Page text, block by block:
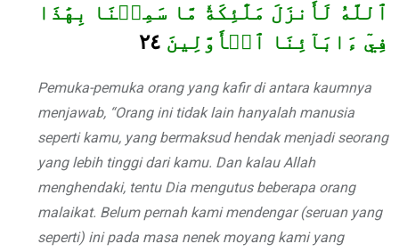
ٱللَّهُ لَأَنزَلَ مَلَٰٓئِكَةٗ مَّا سَمِعۡنَا بِهَٰذَا
فِيٓ ءَابَآئِنَا ٱلۡأَوَّلِينَ
Pemuka-pemuka orang yang kafir di antara kaumnya
menjawab, “Orang ini tidak lain hanyalah manusia
seperti kamu, yang bermaksud hendak menjadi seorang
yang lebih tinggi dari kamu. Dan kalau Allah
menghendaki, tentu Dia mengutus beberapa orang
malaikat. Belum pernah kami mendengar (seruan yang
seperti) ini pada masa nenek moyang kami yang